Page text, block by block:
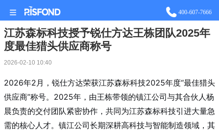
400-607-7666
江苏森标科技授予锐仕方达王栋团队2025年
度最佳猎头供应商称号
2026-02-10 10:40
2026年2月，锐仕方达荣获江苏森标科技2025年度“最佳猎头
供应商”称号。2025年，由王栋带领的镇江公司与其合伙人杨
晨负责的交付团队紧密协作，共同为江苏森标科技引进大量急
需的核心人才。镇江公司长期深耕高科技与智能制造领域，其